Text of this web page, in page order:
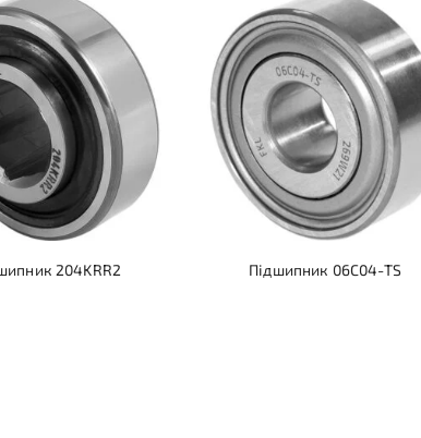
204KRR2 Підшипник 06C04-TS